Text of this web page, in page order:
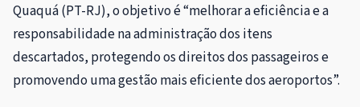
Quaquá (PT-RJ), o objetivo é “melhorar a eficiência e a
responsabilidade na administração dos itens
descartados, protegendo os direitos dos passageiros e
promovendo uma gestão mais eficiente dos aeroportos”.